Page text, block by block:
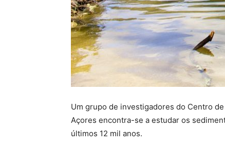
Um grupo de investigadores do Centro
Açores encontra-se a estudar os
últimos 12 mil anos.